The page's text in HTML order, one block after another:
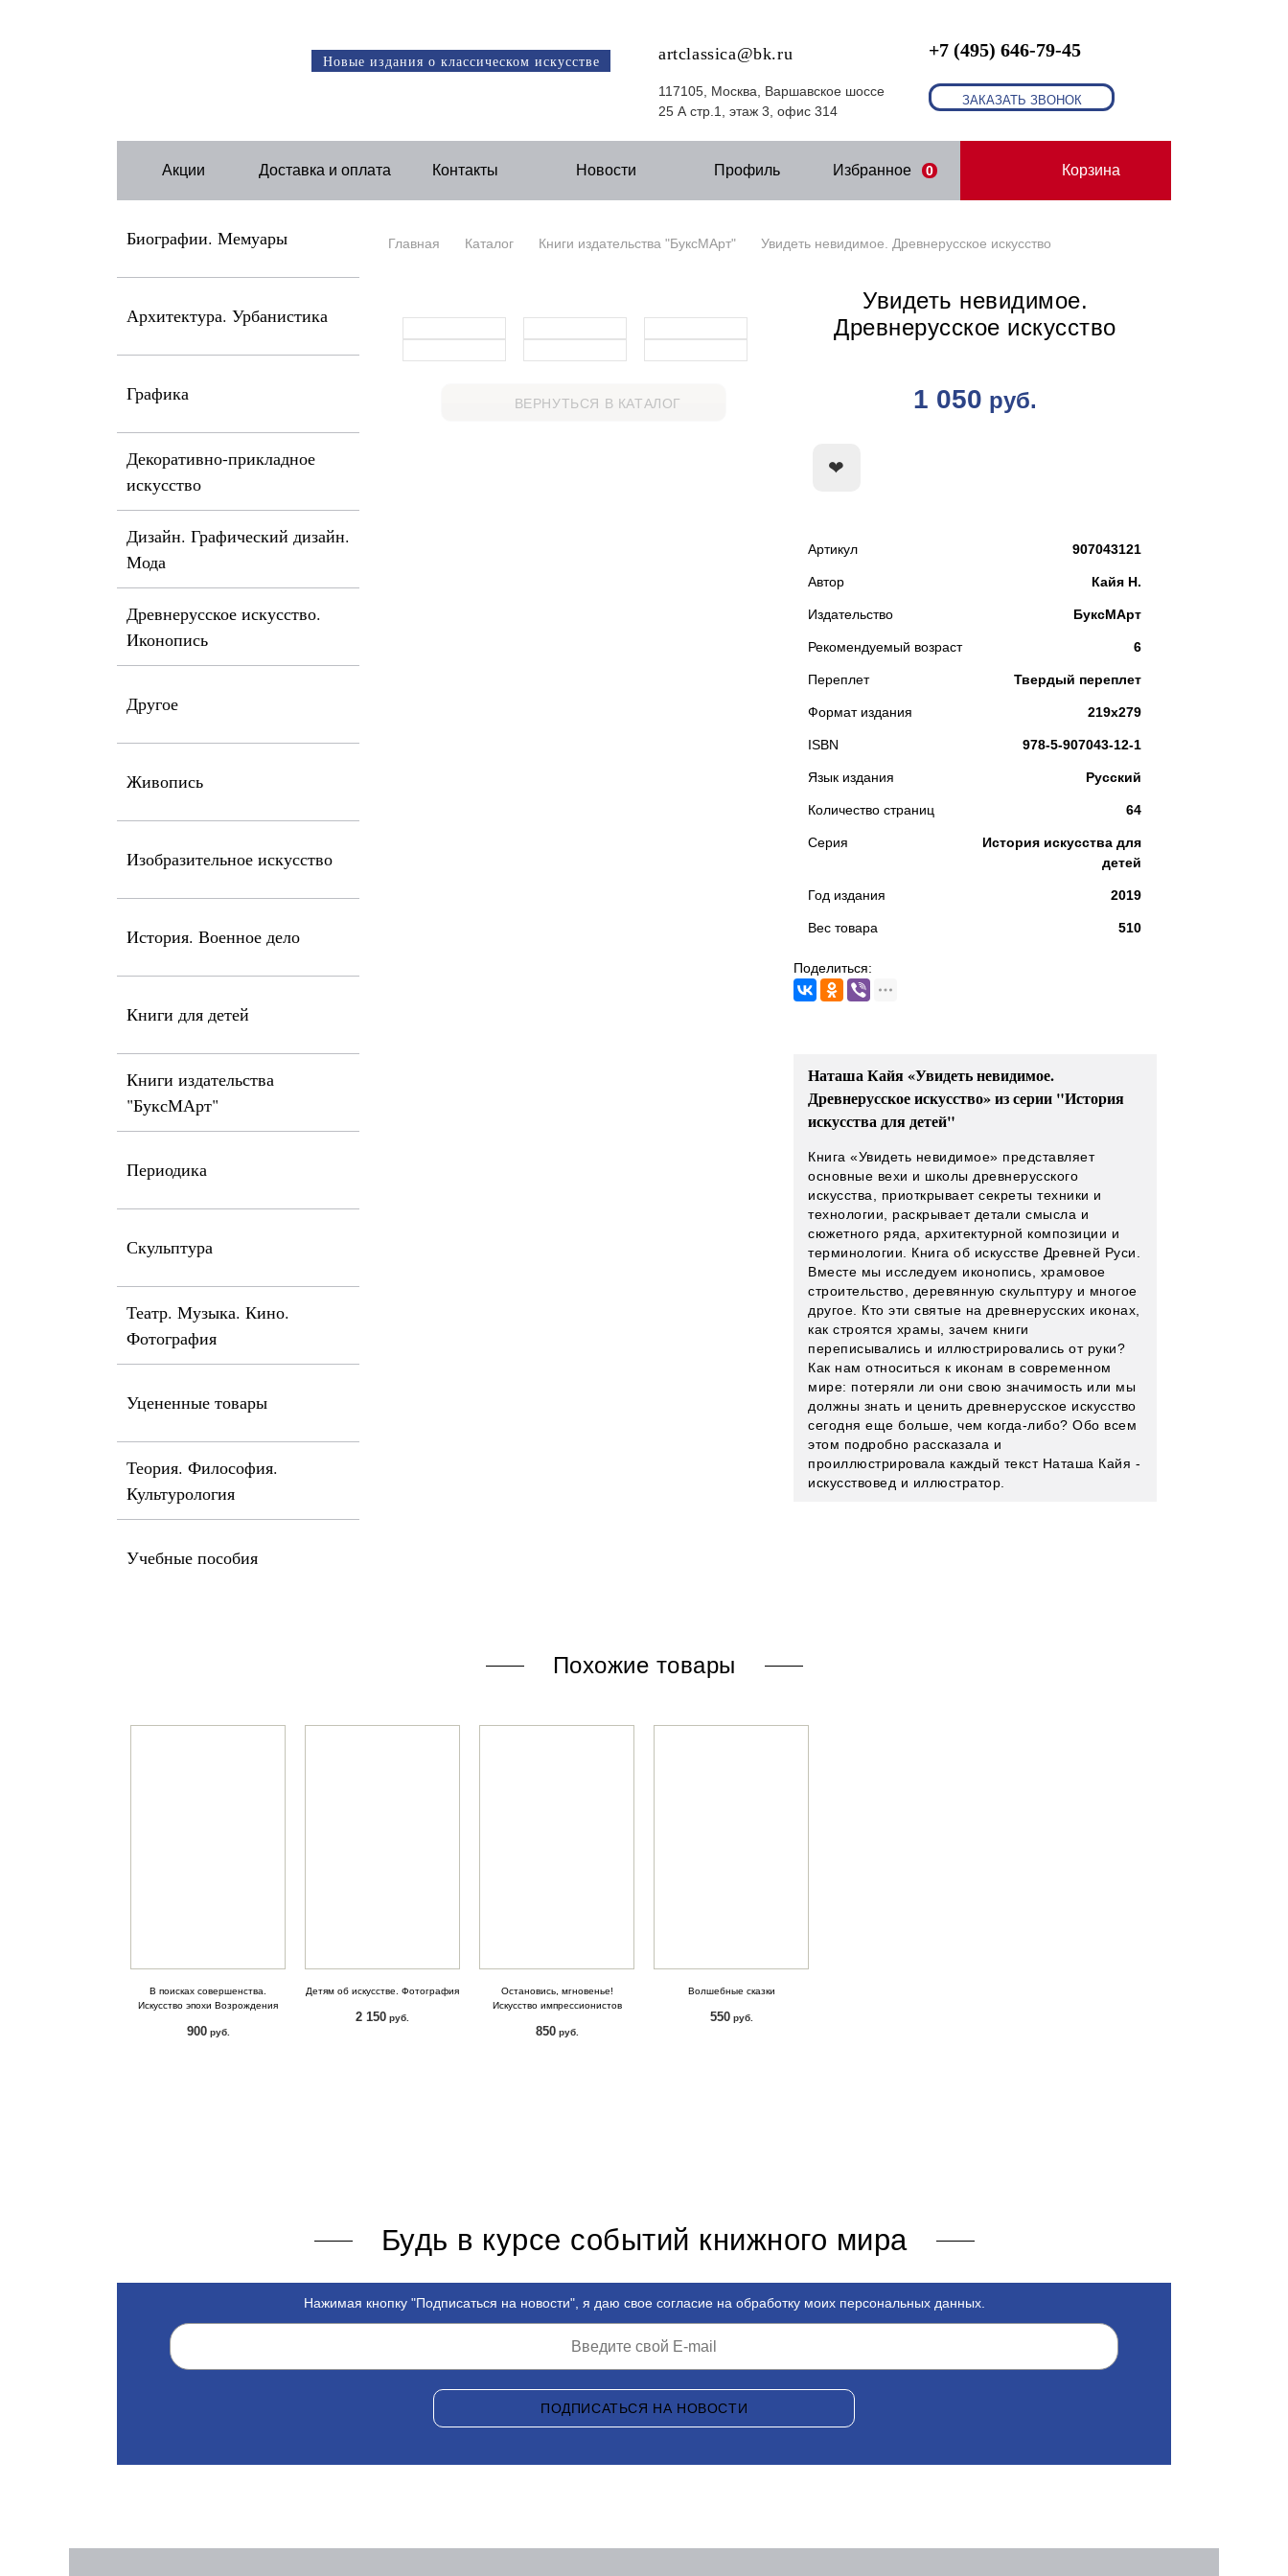
Новые издания о классическом искусстве artclassica@bk.ru
117105, Москва, Варшавское шоссе
25 А стр.1, этаж 3, офис 314
+7 (495) 646-79-45
ЗАКАЗАТЬ ЗВОНОК
Акции Доставка и оплата Контакты Новости Профиль Избранное 0 Корзина
Биографии. Мемуары
Архитектура. Урбанистика
Графика
Декоративно-прикладное
искусство
Дизайн. Графический дизайн.
Мода
Древнерусское искусство.
Иконопись
Другое
Живопись
Изобразительное искусство
История. Военное дело
Книги для детей
Книги издательства
"БуксМАрт"
Периодика
Скульптура
Театр. Музыка. Кино.
Фотография
Уцененные товары
Теория. Философия.
Культурология
Учебные пособия
Главная Каталог Книги издательства "БуксМАрт" Увидеть невидимое. Древнерусское искусство
ВЕРНУТЬСЯ В КАТАЛОГ
Увидеть невидимое.
Древнерусское искусство
1 050 руб.
Артикул 907043121
Автор Кайя Н.
Издательство БуксМАрт
Рекомендуемый возраст 6
Переплет Твердый переплет
Формат издания 219х279
ISBN 978-5-907043-12-1
Язык издания Русский
Количество страниц 64
Серия
История искусства для
детей
Год издания 2019
Вес товара 510
Поделиться:
Наташа Кайя «Увидеть невидимое.
Древнерусское искусство» из серии "История
искусства для детей"
Книга «Увидеть невидимое» представляет
основные вехи и школы древнерусского
искусства, приоткрывает секреты техники и
технологии, раскрывает детали смысла и
сюжетного ряда, архитектурной композиции и
терминологии. Книга об искусстве Древней Руси.
Вместе мы исследуем иконопись, храмовое
строительство, деревянную скульптуру и многое
другое. Кто эти святые на древнерусских иконах,
как строятся храмы, зачем книги
переписывались и иллюстрировались от руки?
Как нам относиться к иконам в современном
мире: потеряли ли они свою значимость или мы
должны знать и ценить древнерусское искусство
сегодня еще больше, чем когда-либо? Обо всем
этом подробно рассказала и
проиллюстрировала каждый текст Наташа Кайя -
искусствовед и иллюстратор.
Похожие товары
В поисках совершенства.
Искусство эпохи Возрождения
900 руб.
Детям об искусстве. Фотография
2 150 руб.
Остановись, мгновенье!
Искусство импрессионистов
850 руб.
Волшебные сказки
550 руб.
Будь в курсе событий книжного мира
Нажимая кнопку "Подписаться на новости", я даю свое согласие на обработку моих персональных данных.
ПОДПИСАТЬСЯ НА НОВОСТИ